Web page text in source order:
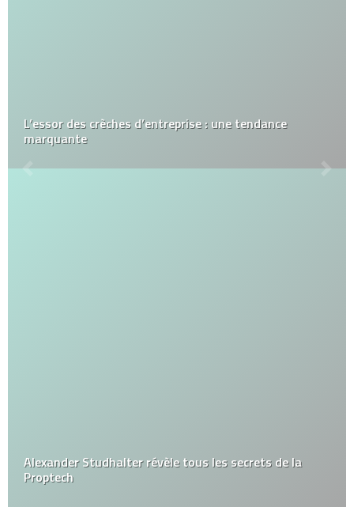
L’essor des crèches d’entreprise : une tendance
marquante
Alexander Studhalter révèle tous les secrets de la
Proptech